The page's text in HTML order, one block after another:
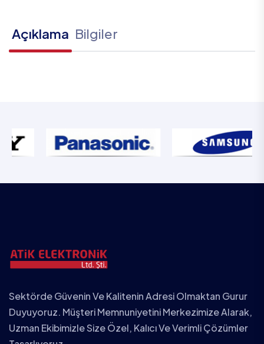
Açıklama Bilgiler
Sektörde Güvenin Ve Kalitenin Adresi Olmaktan Gurur
Duyuyoruz. Müşteri Memnuniyetini Merkezimize Alarak,
Uzman Ekibimizle Size Özel, Kalıcı Ve Verimli Çözümler